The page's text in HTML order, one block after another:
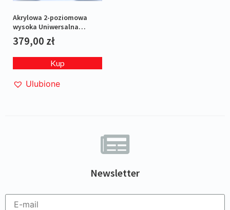
Newsletter
Akrylowa 2-poziomowa
wysoka Uniwersalna
Gablotka z ośw. LED i
obrotową platformą
379,00 zł
Kup
Ulubione